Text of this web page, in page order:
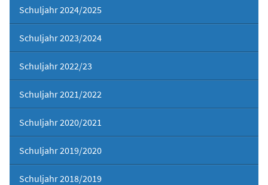
Schuljahr 2024/2025
Schuljahr 2023/2024
Schuljahr 2022/23
Schuljahr 2021/2022
Schuljahr 2020/2021
Schuljahr 2019/2020
Schuljahr 2018/2019